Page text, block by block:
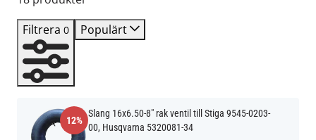
Filtrera 0 Populärt
12%
Slang 16x6.50-8" rak ventil till Stiga 9545-0203-
00, Husqvarna 5320081-34